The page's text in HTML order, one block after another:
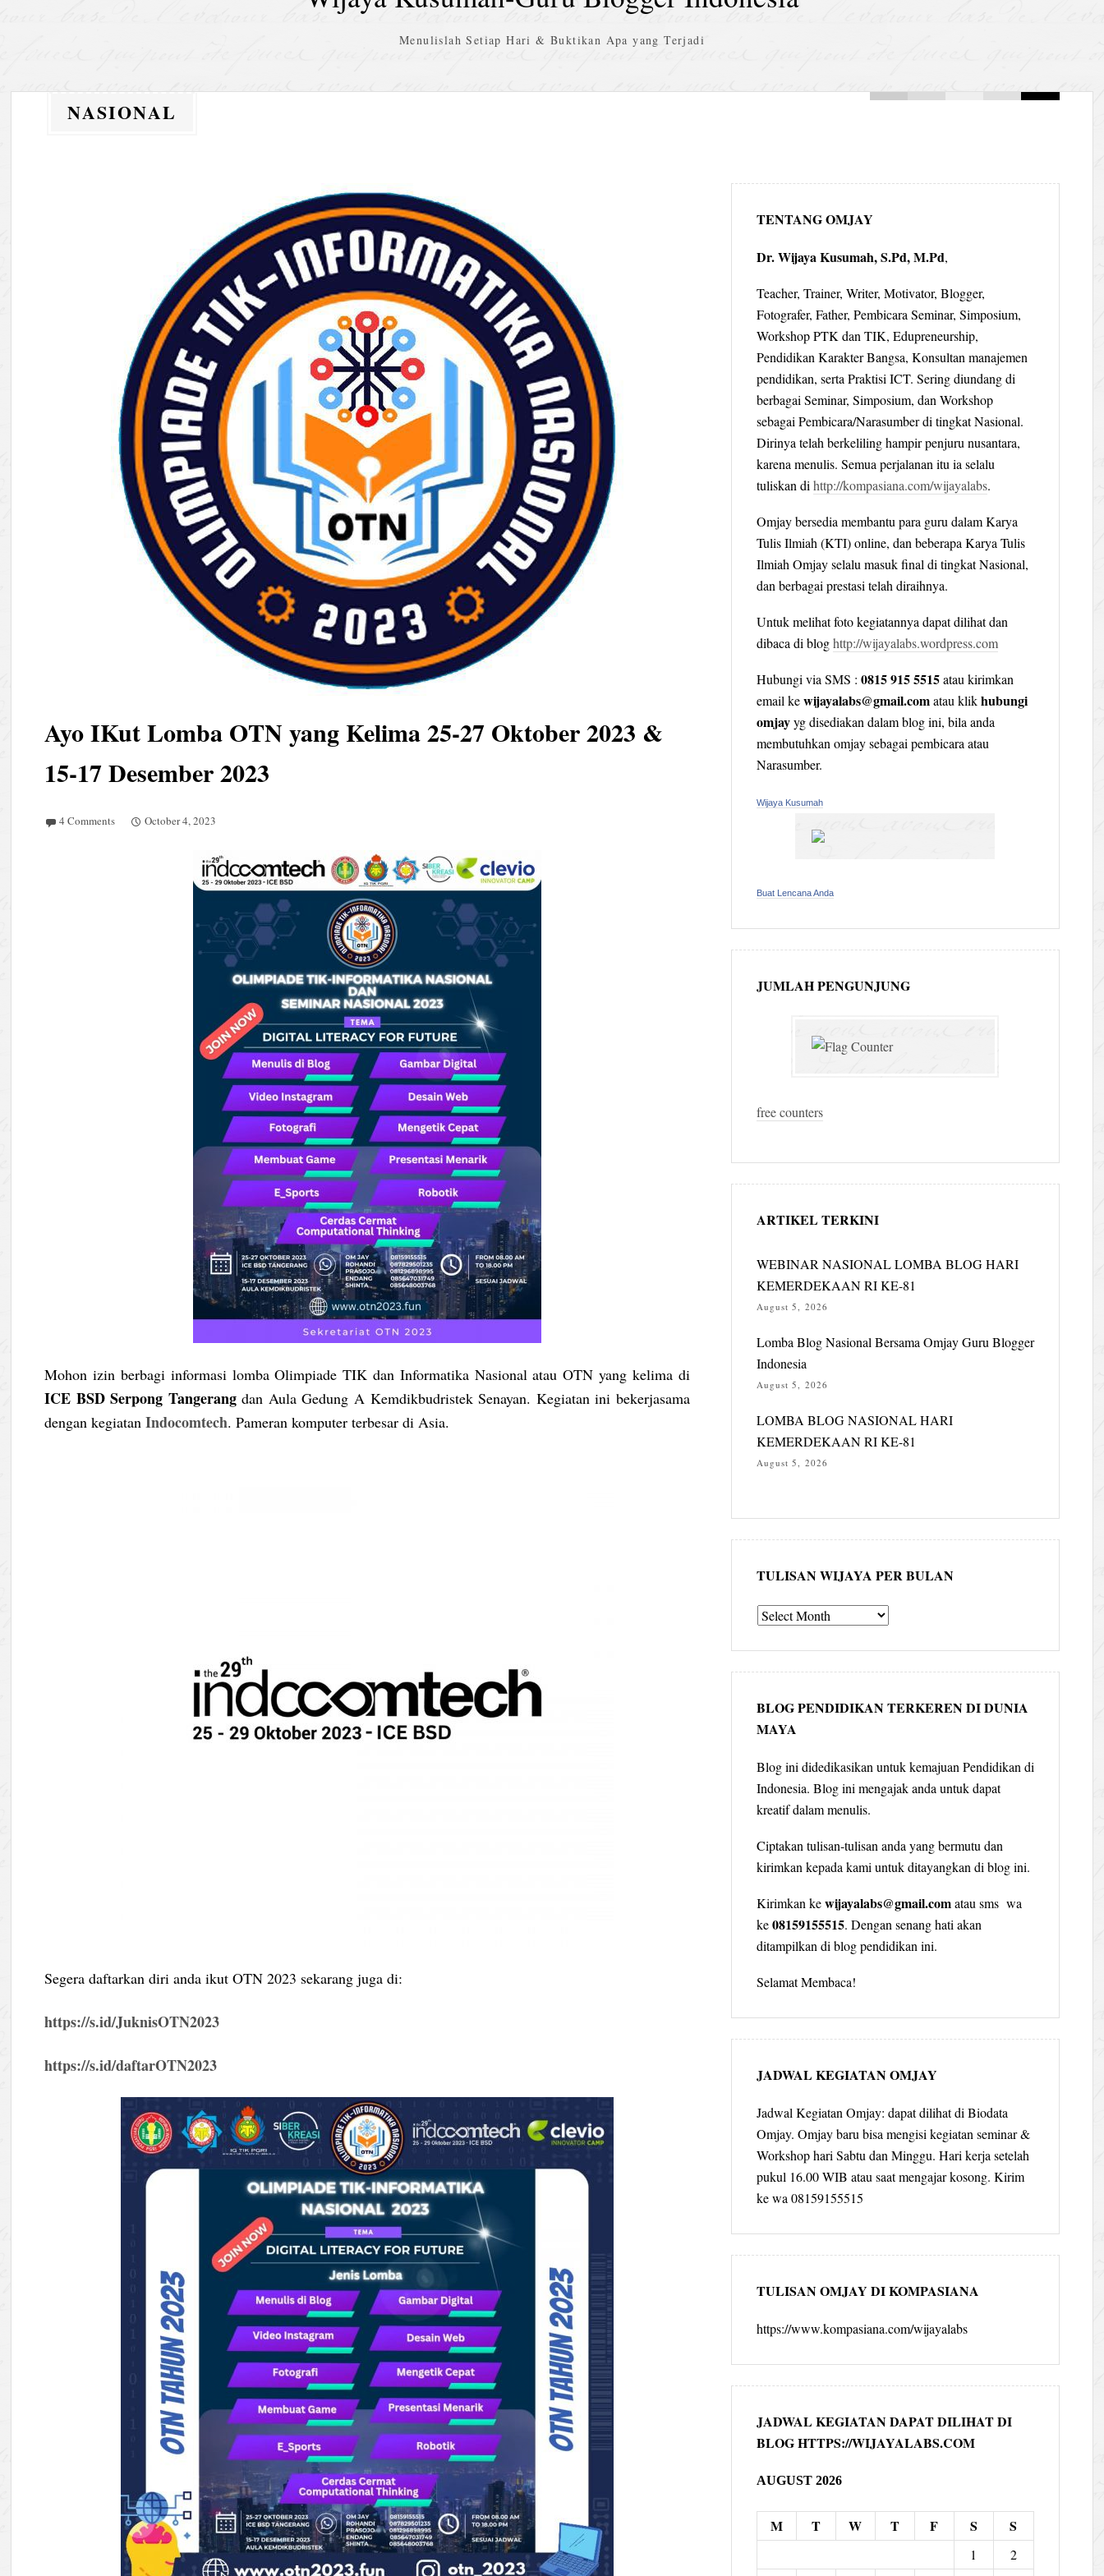
Menulislah Setiap Hari & Buktikan Apa yang Terjadi
NASIONAL
Ayo IKut Lomba OTN yang Kelima 25-27 Oktober 2023 &
15-17 Desember 2023
4 Comments October 4, 2023
Mohon izin berbagi informasi lomba Olimpiade TIK dan Informatika Nasional atau OTN yang kelima di
ICE BSD Serpong Tangerangdan Aula Gedung A Kemdikbudristek Senayan. Kegiatan ini bekerjasama
dengan kegiatanIndocomtech. Pameran komputer terbesar di Asia.
Segera daftarkan diri anda ikut OTN 2023 sekarang juga di:
https://s.id/JuknisOTN2023
https://s.id/daftarOTN2023
TENTANG OMJAY
Dr. Wijaya Kusumah, S.Pd, M.Pd,
Teacher, Trainer, Writer, Motivator, Blogger,
Fotografer, Father, Pembicara Seminar, Simposium,
Workshop PTK dan TIK, Edupreneurship,
Pendidikan Karakter Bangsa, Konsultan manajemen
pendidikan, serta Praktisi ICT. Sering diundang di
berbagai Seminar, Simposium, dan Workshop
sebagai Pembicara/Narasumber di tingkat Nasional.
Dirinya telah berkeliling hampir penjuru nusantara,
karena menulis. Semua perjalanan itu ia selalu
tuliskan di http://kompasiana.com/wijayalabs.
Omjay bersedia membantu para guru dalam Karya
Tulis Ilmiah (KTI) online, dan beberapa Karya Tulis
Ilmiah Omjay selalu masuk final di tingkat Nasional,
dan berbagai prestasi telah diraihnya.
Untuk melihat foto kegiatannya dapat dilihat dan
dibaca di bloghttp://wijayalabs.wordpress.com
Hubungi via SMS : 0815 915 5515atau kirimkan
email kewijayalabs@gmail.comatau klikhubungi
omjayyg disediakan dalam blog ini, bila anda
membutuhkan omjay sebagai pembicara atau
Narasumber.
Wijaya Kusumah
Buat Lencana Anda
JUMLAH PENGUNJUNG
free counters
ARTIKEL TERKINI
WEBINAR NASIONAL LOMBA BLOG HARI
KEMERDEKAAN RI KE-81
August 5, 2026
Lomba Blog Nasional Bersama Omjay Guru Blogger
Indonesia
August 5, 2026
LOMBA BLOG NASIONAL HARI
KEMERDEKAAN RI KE-81
August 5, 2026
TULISAN WIJAYA PER BULAN
Tulisan
per
bulan
BLOG PENDIDIKAN TERKEREN DI DUNIA
MAYA
Blog ini didedikasikan untuk kemajuan Pendidikan di
Indonesia. Blog ini mengajak anda untuk dapat
kreatif dalam menulis.
Ciptakan tulisan-tulisan anda yang bermutu dan
kirimkan kepada kami untuk ditayangkan di blog ini.
Kirimkan kewijayalabs@gmail.comatau sms wa
ke08159155515. Dengan senang hati akan
ditampilkan di blog pendidikan ini.
Selamat Membaca!
JADWAL KEGIATAN OMJAY
Jadwal Kegiatan Omjay: dapat dilihat di Biodata
Omjay. Omjay baru bisa mengisi kegiatan seminar &
Workshop hari Sabtu dan Minggu. Hari kerja setelah
pukul 16.00 WIB atau saat mengajar kosong. Kirim
ke wa 08159155515
TULISAN OMJAY DI KOMPASIANA
https://www.kompasiana.com/wijayalabs
JADWAL KEGIATAN DAPAT DILIHAT DI
BLOG HTTPS://WIJAYALABS.COM
AUGUST 2026
M T W T F S S
1
2